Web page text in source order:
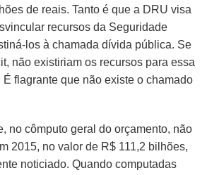
de reais. Tanto é que a DRU visa
recursos da Seguridade
los à chamada dívida pública. Se
não existiriam os recursos para essa
flagrante que não existe o chamado
no cômputo geral do orçamento, não
2015, no valor de R$ 111,2 bilhões,
noticiado. Quando computadas